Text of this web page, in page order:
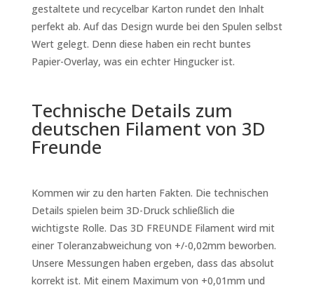
gestaltete und recycelbar Karton rundet den Inhalt
perfekt ab. Auf das Design wurde bei den Spulen selbst
Wert gelegt. Denn diese haben ein recht buntes
Papier-Overlay, was ein echter Hingucker ist.
Technische Details zum
deutschen Filament von 3D
Freunde
Kommen wir zu den harten Fakten. Die technischen
Details spielen beim 3D-Druck schließlich die
wichtigste Rolle. Das 3D FREUNDE Filament wird mit
einer Toleranzabweichung von +/-0,02mm beworben.
Unsere Messungen haben ergeben, dass das absolut
korrekt ist. Mit einem Maximum von +0,01mm und